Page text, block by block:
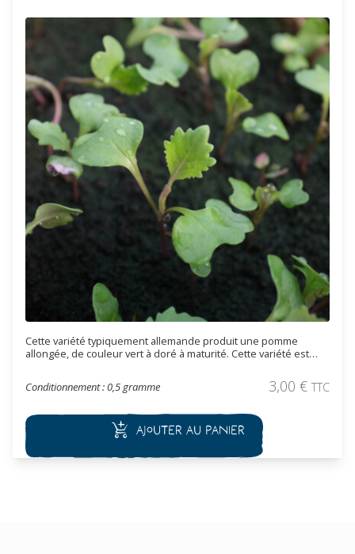
Cette variété typiquement allemande produit une pomme
allongée, de couleur vert à doré à maturité. Cette variété est
saveur très douce, ses grandes feuilles légèrement cloquées
sont idéal pour réaliser des choux farcis. Récolte hivernale.
Conditionnement : 0,5 gramme 3,00 € TTC
Ajouter au panier